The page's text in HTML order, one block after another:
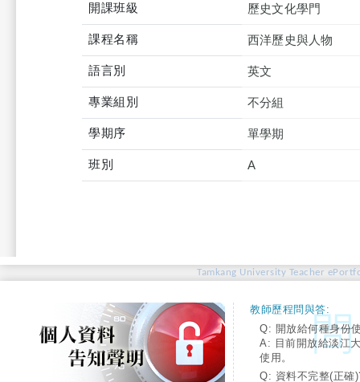
開課班級 歷史文化學門
課程名稱 西洋歷史與人物
語言別 英文
專業組別 不分組
學期序 單學期
班別 A
Tamkang University Teacher
教師歷程問與答:
Q: 開放給何種身份
A: 目前開放給淡江
使用。
Q: 資料不完整(正確